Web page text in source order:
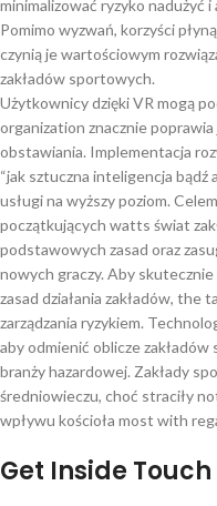
minimalizować ryzyko nadużyć
Pomimo wyzwań, korzyści
czynią je wartościowym
zakładów sportowych.
Użytkownicy dzięki VR mogą
organization znacznie
obstawiania. Implementacja
“jak sztuczna inteligencja bądź
usługi na wyższy poziom.
początkujących watts świat
podstawowych zasad oraz
nowych graczy. Aby
zasad działania zakładów,
zarządzania ryzykiem.
aby odmienić oblicze
branży hazardowej. Zakłady
średniowieczu, choć straciły
wpływu kościoła most with
Get Inside Touch